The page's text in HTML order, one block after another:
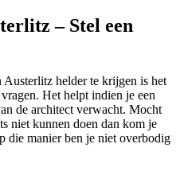
– Stel een
helder te krijgen is het
Het helpt indien je een
de architect verwacht. Mocht
niet kunnen doen dan kom je
die manier ben je niet overbodig